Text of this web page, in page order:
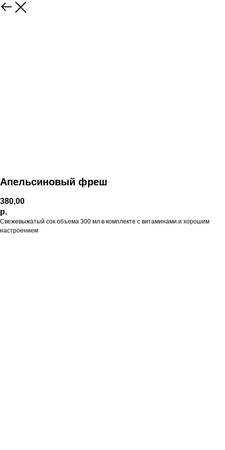
Апельсиновый фреш
380,00
р.
Свежевыжатый сок объема 300 мл в комплекте с витаминами и хорошим
настроением